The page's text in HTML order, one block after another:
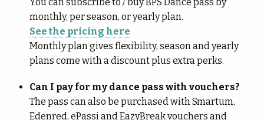
monthly, per season, or yearly plan.
See the pricing here
Monthly plan gives flexibility, season and yearly
plans come with a discount plus extra perks.
Can I pay for my dance pass with vouchers?
The pass can also be purchased with Smartum,
Edenred, ePassi and EazyBreak vouchers and